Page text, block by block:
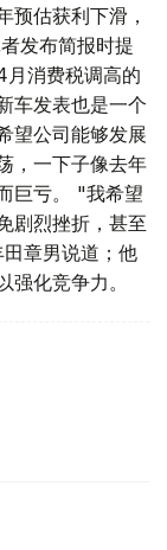
预估获利下滑，
发布简报时提
月消费税调高的
车发表也是一个
望公司能够发展
，一下子像去年
巨亏。 "我希望
剧烈挫折，甚至
章男说道；他
化竞争力。